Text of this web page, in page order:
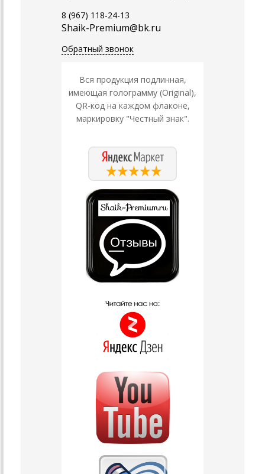
8 (967) 118-24-13
Shaik-Premium@bk.ru
Обратный звонок
Вся продукция подлинная,
имеющая голограмму (Original),
QR-код на каждом флаконе,
маркировку "Честный знак".